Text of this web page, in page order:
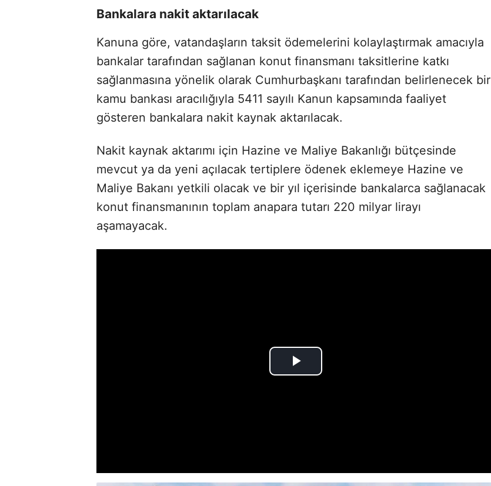
Bankalara nakit aktarılacak
Kanuna göre, vatandaşların taksit ödemelerini kolaylaştırmak amacıyla
bankalar tarafından sağlanan konut finansmanı taksitlerine katkı
sağlanmasına yönelik olarak Cumhurbaşkanı tarafından belirlenecek bir
kamu bankası aracılığıyla 5411 sayılı Kanun kapsamında faaliyet
gösteren bankalara nakit kaynak aktarılacak.
Nakit kaynak aktarımı için Hazine ve Maliye Bakanlığı bütçesinde
mevcut ya da yeni açılacak tertiplere ödenek eklemeye Hazine ve
Maliye Bakanı yetkili olacak ve bir yıl içerisinde bankalarca sağlanacak
konut finansmanının toplam anapara tutarı 220 milyar lirayı
aşamayacak.